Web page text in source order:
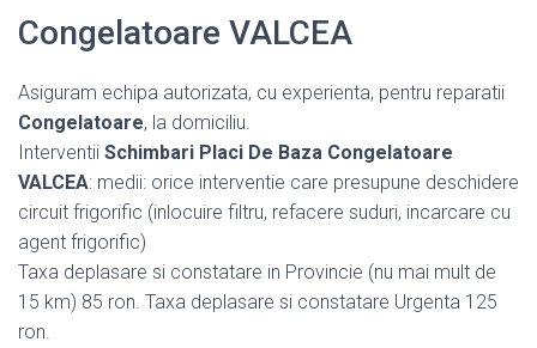
Congelatoare VALCEA
Asiguram echipa autorizata, cu experienta, pentru reparatii
Congelatoare, la domiciliu.
Interventii Schimbari Placi De Baza Congelatoare
VALCEA: medii: orice interventie care presupune deschidere
circuit frigorific (inlocuire filtru, refacere suduri, incarcare cu
agent frigorific)
Taxa deplasare si constatare in Provincie (nu mai mult de
15 km) 85 ron. Taxa deplasare si constatare Urgenta 125
ron.